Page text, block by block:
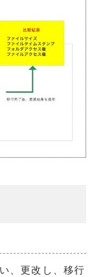
、更改し、移行